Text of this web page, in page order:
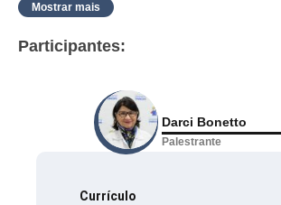
Mostrar mais
Participantes:
Darci Bonetto
Palestrante
Currículo